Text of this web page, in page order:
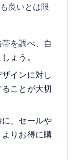
良いとは限
を調べ、自
ょう。
インに対し
ことが大切
、セールや
りお得に購